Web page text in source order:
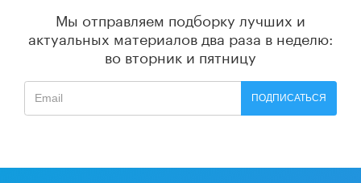
Мы отправляем подборку лучших и
актуальных материалов два раза в неделю:
во вторник и пятницу
ПОДПИСАТЬСЯ